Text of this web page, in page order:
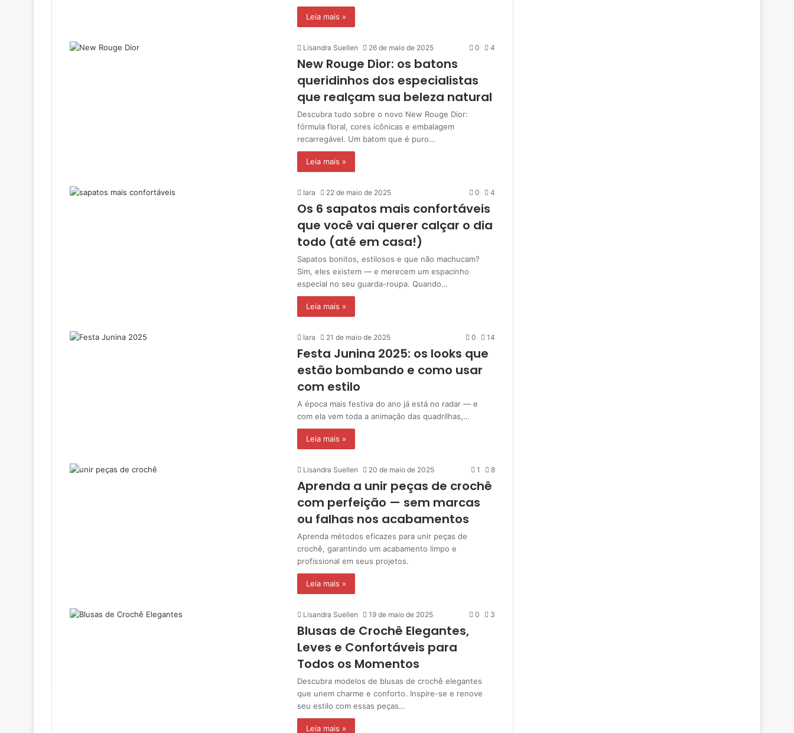
Leia mais »
Lisandra Suellen 26 de maio de 2025 0 4
New Rouge Dior: os batons
queridinhos dos especialistas
que realçam sua beleza natural
Descubra tudo sobre o novo New Rouge Dior:
fórmula floral, cores icônicas e embalagem
recarregável. Um batom que é puro…
Leia mais »
Iara 22 de maio de 2025 0 4
Os 6 sapatos mais confortáveis
que você vai querer calçar o dia
todo (até em casa!)
Sapatos bonitos, estilosos e que não machucam?
Sim, eles existem — e merecem um espacinho
especial no seu guarda-roupa. Quando…
Leia mais »
Iara 21 de maio de 2025 0 14
Festa Junina 2025: os looks que
estão bombando e como usar
com estilo
A época mais festiva do ano já está no radar — e
com ela vem toda a animação das quadrilhas,…
Leia mais »
Lisandra Suellen 20 de maio de 2025 1 8
Aprenda a unir peças de crochê
com perfeição — sem marcas
ou falhas nos acabamentos
Aprenda métodos eficazes para unir peças de
crochê, garantindo um acabamento limpo e
profissional em seus projetos.
Leia mais »
Lisandra Suellen 19 de maio de 2025 0 3
Blusas de Crochê Elegantes,
Leves e Confortáveis para
Todos os Momentos
Descubra modelos de blusas de crochê elegantes
que unem charme e conforto. Inspire-se e renove
seu estilo com essas peças…
Leia mais »